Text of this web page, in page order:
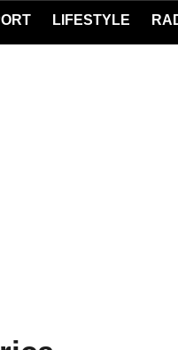
LIFESTYLE